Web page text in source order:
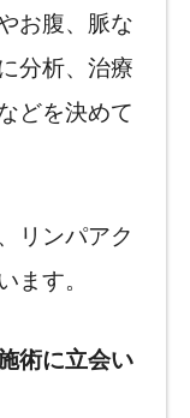
お腹、脈な
分析、治療
どを決めて
リンパアク
ます。
術に立会い